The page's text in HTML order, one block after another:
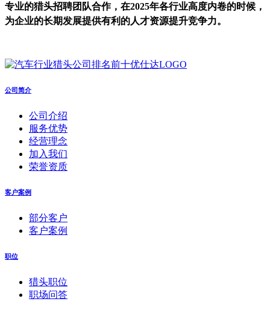
专业的猎头招聘团队合作，在2025年各行业高度内卷的时候，
为企业的长期发展提供有利的人才资源提升竞争力。
公司简介
公司介绍
服务优势
经营理念
加入我们
荣誉资质
客户案例
部分客户
客户案例
职位
猎头职位
职场问答